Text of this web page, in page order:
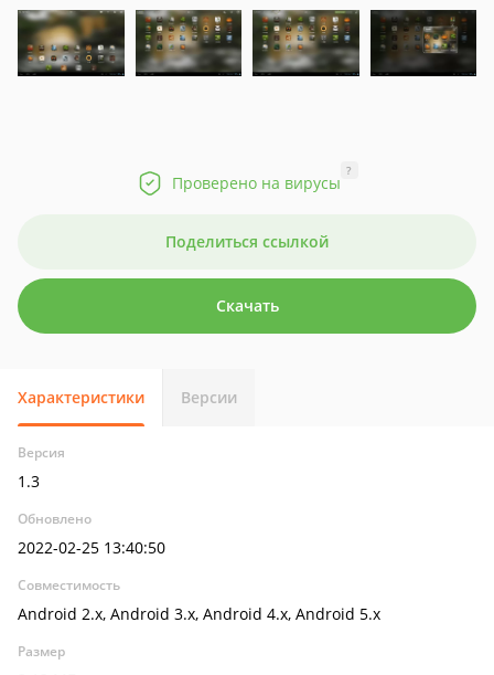
Проверено на вирусы
?
Поделиться ссылкой
Скачать
Характеристики Версии
Версия
1.3
Обновлено
2022-02-25 13:40:50
Совместимость
Android 2.x, Android 3.x, Android 4.x, Android 5.x
Размер